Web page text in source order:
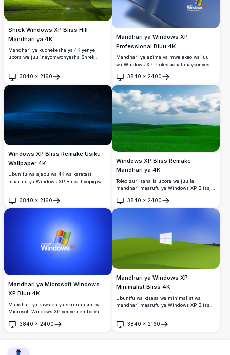
Shrek Windows XP Bliss Hill
Mandhari ya 4K
Mandhari ya kuchekesha ya 4K yenye
ubora wa juu inayomwonyesha Shrek
Inafaa kwa ubinafsishaji wa desktop,
ikiunganisha nostalgia ya zamani na
3840 × 2160
Fungua
Mandhari ya Windows XP
Professional Bluu 4K
Mandhari ya azima ya mwelekeo wa juu
wa Windows XP Professional inayoonyesha
muundo wa 3D wa kuvutia na unaotiririka.
Kamili kwa mandhari za desktop za
nostalgia zenye ladha laini na ya
kitaalamu.
3840 × 2400
Fungua
Windows XP Bliss Remake Usiku
Wallpaper 4K
Ubunifu wa ajabu wa 4K wa karatasi
maarufu ya Windows XP Bliss iliyopigwa
anga ya kina ya bluu yenye nyota ya
kupendeza, inayotoa mandhari ya usiku
3840 × 2160
Fungua
Windows XP Bliss Remake
Mandhari ya 4K
Toleo zuri sana la ubora wa juu la
mandhari maarufu ya Windows XP Bliss,
vinavyopindapinda chini ya anga ya bluu
angavu yenye mawingu meupe laini. Bora
3840 × 2400
Fungua
Mandhari ya Microsoft Windows
XP Bluu 4K
Mandhari ya kawaida ya skrini rasmi ya
Microsoft Windows XP yenye nembo ya
gradient ya bluu inayong'aa. Kamili kwa
3840 × 2400
Fungua
Mandhari ya Windows XP
Minimalist Bliss 4K
Ubunifu wa kisasa wa minimalist wa
mandhari maarufu ya Windows XP Bliss
anga ya buluu inayong'aa. Kamili kwa
3840 × 2160
Fungua